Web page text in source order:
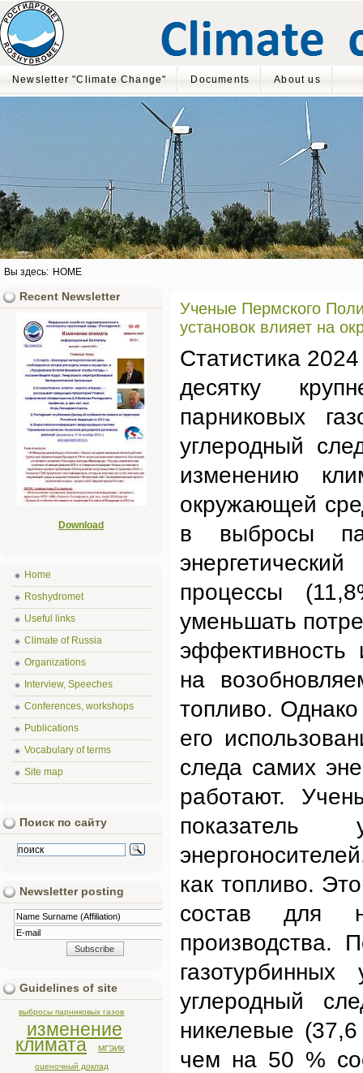
Newsletter "Climate Change" Documents About us
Вы здесь: HOME
Ученые Пермского
установок влияет на
Статистика
десятку
парниковых
углеродный
изменению
окружающей
в выбросы
процессы
уменьшать
эффективность
на
топливо.
его
следа самих
работают.
показатель
как топливо.
состав для
производства.
углеродный
никелевые
чем на 50 %
Recent Newsletter
Download
Home
Roshydromet
Useful links
Climate of Russia
Organizations
Interview, Speeches
Conferences, workshops
Publications
Vocabulary of terms
Site map
Поиск по сайту
Newsletter posting
Guidelines of site
выбросы парниковых газов
изменение
климата
МГЭИК
оценочный доклад